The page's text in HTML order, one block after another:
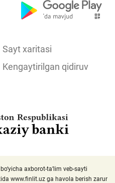
Sayt xaritasi
Kengaytirilgan qidiruv
axborot-ta’lim veb-sayti
www.finlit.uzga havola berish zarur